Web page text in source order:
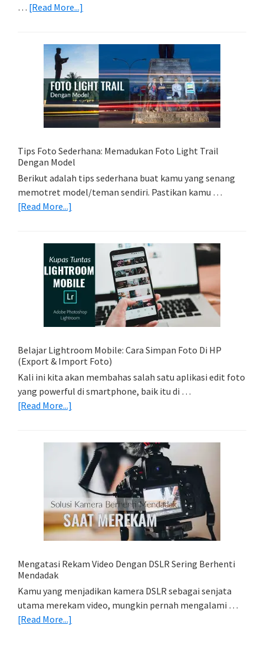
… [Read More...]
Memori
Tepat
Untuk
Kamera
Kamu
Tips Foto Sederhana: Memadukan Foto Light Trail
Dengan Model
Berikut adalah tips sederhana buat kamu yang senang
memotret model/teman sendiri. Pastikan kamu …
[Read More...]
Sederhana:
Memadukan
Foto
Light
Trail
Dengan
Belajar Lightroom Mobile: Cara Simpan Foto Di HP
(Export & Import Foto)
Kali ini kita akan membahas salah satu aplikasi edit foto
yang powerful di smartphone, baik itu di …
[Read More...]
Mobile:
Cara
Simpan
Foto
Di
HP
(Export
Import
Mengatasi Rekam Video Dengan DSLR Sering Berhenti
Mendadak
Kamu yang menjadikan kamera DSLR sebagai senjata
utama merekam video, mungkin pernah mengalami …
[Read More...]